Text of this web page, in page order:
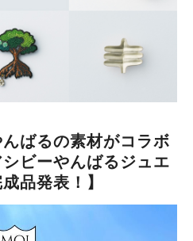
ばるの素材がコラボ
ビーやんばるジュエ
品発表！】